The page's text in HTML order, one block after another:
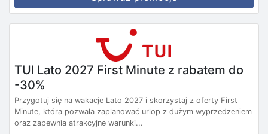
TUI Lato 2027 First Minute z rabatem do
-30%
Przygotuj się na wakacje Lato 2027 i skorzystaj z oferty First
Minute, która pozwala zaplanować urlop z dużym wyprzedzeniem
oraz zapewnia atrakcyjne warunki...